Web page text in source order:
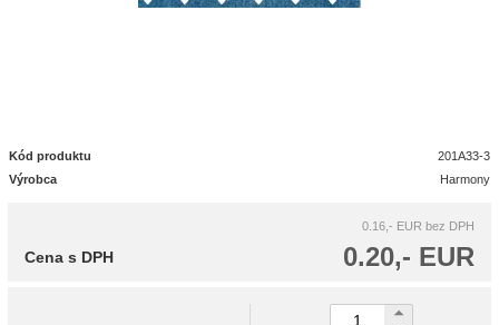
Kód produktu
201A33-3
Výrobca
Harmony
0.16,- EUR bez DPH
0.20,- EUR
Cena s DPH